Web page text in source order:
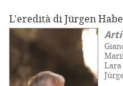
L'eredità di Jürgen
Lara